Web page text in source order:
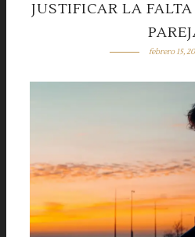
JUSTIFICAR LA
febrero 15,